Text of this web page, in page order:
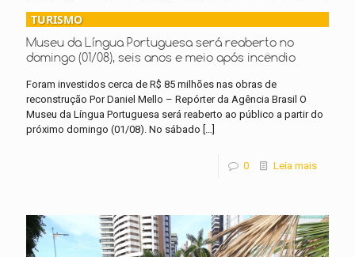
TURISMO
Museu da Língua Portuguesa será reaberto no
domingo (01/08), seis anos e meio após incêndio
Foram investidos cerca de R$ 85 milhões nas obras de
reconstrução Por Daniel Mello – Repórter da Agência Brasil O
Museu da Língua Portuguesa será reaberto ao público a partir do
próximo domingo (01/08). No sábado […]
0 Leia mais